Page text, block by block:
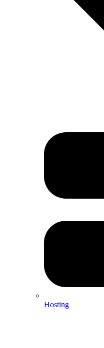
Hosting